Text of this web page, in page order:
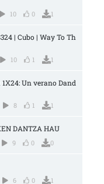
10 0 1
| Cubo | Way To Th
10 1 1
Un verano Dand
8 1 1
DANTZA HAU
9 0 0
6 0 1